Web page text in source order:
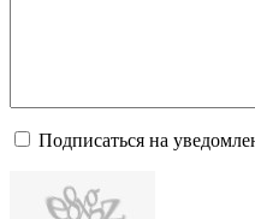
Подписаться на